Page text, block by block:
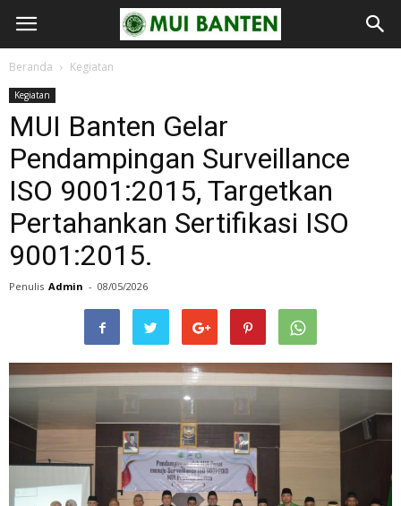
Beranda Kegiatan
Kegiatan
MUI Banten Gelar
Pendampingan Surveillance
ISO 9001:2015, Targetkan
Pertahankan Sertifikasi ISO
9001:2015.
Penulis Admin - 08/05/2026